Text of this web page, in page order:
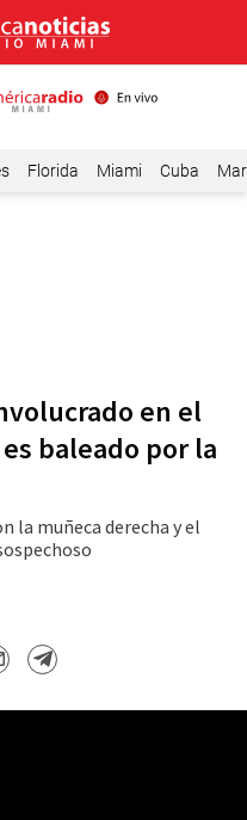
Florida Miami Cuba
en el
baleado por la
la muñeca derecha y el